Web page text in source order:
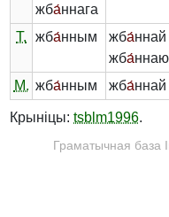
жба́ннага
Т.
жба́нным жба́ннай
жба́ннаю
М. жба́нным жба́ннай
Крыніцы: tsblm1996.
Граматычная база